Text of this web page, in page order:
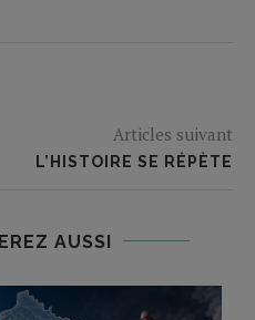
Articles suivant
L’HISTOIRE SE RÉPÈTE
AUSSI